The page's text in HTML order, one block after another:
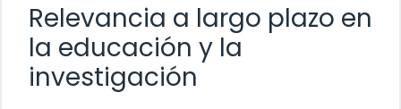
Relevancia a largo plazo en
la educación y la
investigación